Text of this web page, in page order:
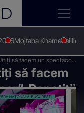
Mojtaba KhameneiIlie
să facem un spectacol
pentru spectacolul
să facem
Repetiții